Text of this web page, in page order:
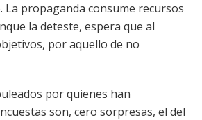
La propaganda consume recursos
la deteste, espera que al
por aquello de no
por quienes han
son, cero sorpresas, el del